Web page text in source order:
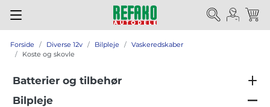
Forside Diverse 12v Bilpleje
Vaskeredskaber
Koste og skovle
Batterier og tilbehør
Bilpleje